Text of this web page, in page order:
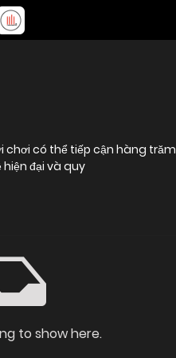
chơi có thể tiếp cận hàng trăm
đại và quy
to show here.